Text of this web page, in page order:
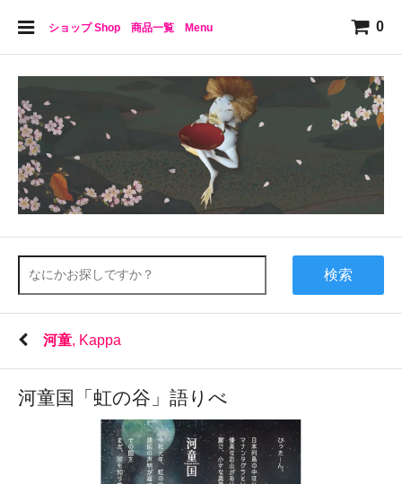
ショップ Shop 商品一覧 Menu 0
検索
河童, Kappa
河童国「虹の谷」語りべ